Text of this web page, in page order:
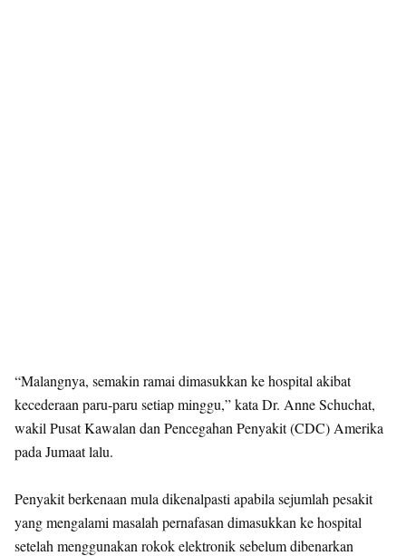
“Malangnya, semakin ramai dimasukkan ke hospital akibat
kecederaan paru-paru setiap minggu,” kata Dr. Anne Schuchat,
wakil Pusat Kawalan dan Pencegahan Penyakit (CDC) Amerika
pada Jumaat lalu.
Penyakit berkenaan mula dikenalpasti apabila sejumlah pesakit
yang mengalami masalah pernafasan dimasukkan ke hospital
setelah menggunakan rokok elektronik sebelum dibenarkan